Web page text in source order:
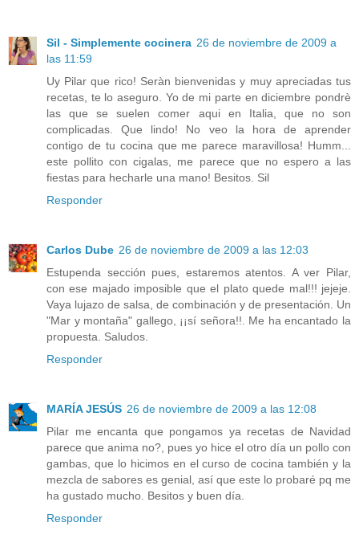
Sil - Simplemente cocinera 26 de noviembre de 2009 a
las 11:59
Uy Pilar que rico! Seràn bienvenidas y muy apreciadas tus
recetas, te lo aseguro. Yo de mi parte en diciembre pondrè
las que se suelen comer aqui en Italia, que no son
complicadas. Que lindo! No veo la hora de aprender
contigo de tu cocina que me parece maravillosa! Humm...
este pollito con cigalas, me parece que no espero a las
fiestas para hecharle una mano! Besitos. Sil
Responder
Carlos Dube 26 de noviembre de 2009 a las 12:03
Estupenda sección pues, estaremos atentos. A ver Pilar,
con ese majado imposible que el plato quede mal!!! jejeje.
Vaya lujazo de salsa, de combinación y de presentación. Un
"Mar y montaña" gallego, ¡¡sí señora!!. Me ha encantado la
propuesta. Saludos.
Responder
MARÍA JESÚS 26 de noviembre de 2009 a las 12:08
Pilar me encanta que pongamos ya recetas de Navidad
parece que anima no?, pues yo hice el otro día un pollo con
gambas, que lo hicimos en el curso de cocina también y la
mezcla de sabores es genial, así que este lo probaré pq me
ha gustado mucho. Besitos y buen día.
Responder